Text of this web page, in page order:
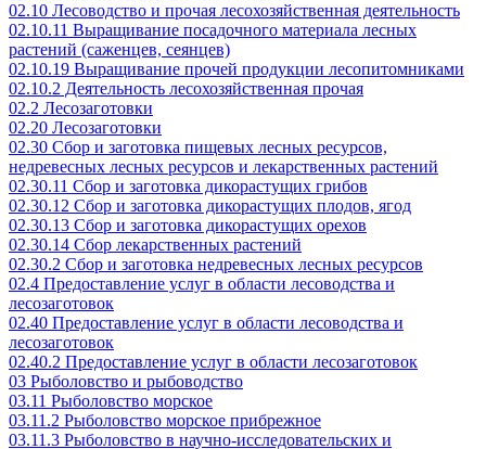
02.10 Лесоводство и прочая лесохозяйственная деятельность
02.10.11 Выращивание посадочного материала лесных
растений (саженцев, сеянцев)
02.10.19 Выращивание прочей продукции лесопитомниками
02.10.2 Деятельность лесохозяйственная прочая
02.2 Лесозаготовки
02.20 Лесозаготовки
02.30 Сбор и заготовка пищевых лесных ресурсов,
недревесных лесных ресурсов и лекарственных растений
02.30.11 Сбор и заготовка дикорастущих грибов
02.30.12 Сбор и заготовка дикорастущих плодов, ягод
02.30.13 Сбор и заготовка дикорастущих орехов
02.30.14 Сбор лекарственных растений
02.30.2 Сбор и заготовка недревесных лесных ресурсов
02.4 Предоставление услуг в области лесоводства и
лесозаготовок
02.40 Предоставление услуг в области лесоводства и
лесозаготовок
02.40.2 Предоставление услуг в области лесозаготовок
03 Рыболовство и рыбоводство
03.11 Рыболовство морское
03.11.2 Рыболовство морское прибрежное
03.11.3 Рыболовство в научно-исследовательских и